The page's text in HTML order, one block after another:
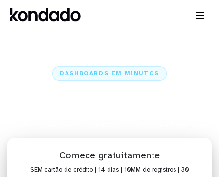
DASHBOARDS EM MINUTOS
Comece gratuitamente
SEM cartão de crédito | 14 dias | 10MM de registros | 30